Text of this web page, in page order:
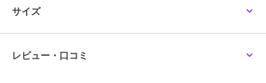
している石、ウッドチップ、砂 利、流木は自然物につき個体差があり
ます。
サイズ
レビュー・口コミ